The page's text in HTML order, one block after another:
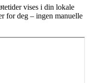
vises i din lokale
for deg – ingen manuelle